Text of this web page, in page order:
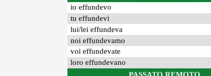
io effundevo
tu effundevi
lui/lei effundeva
noi effundevamo
voi effundevate
loro effundevano
PASSATO REMOTO